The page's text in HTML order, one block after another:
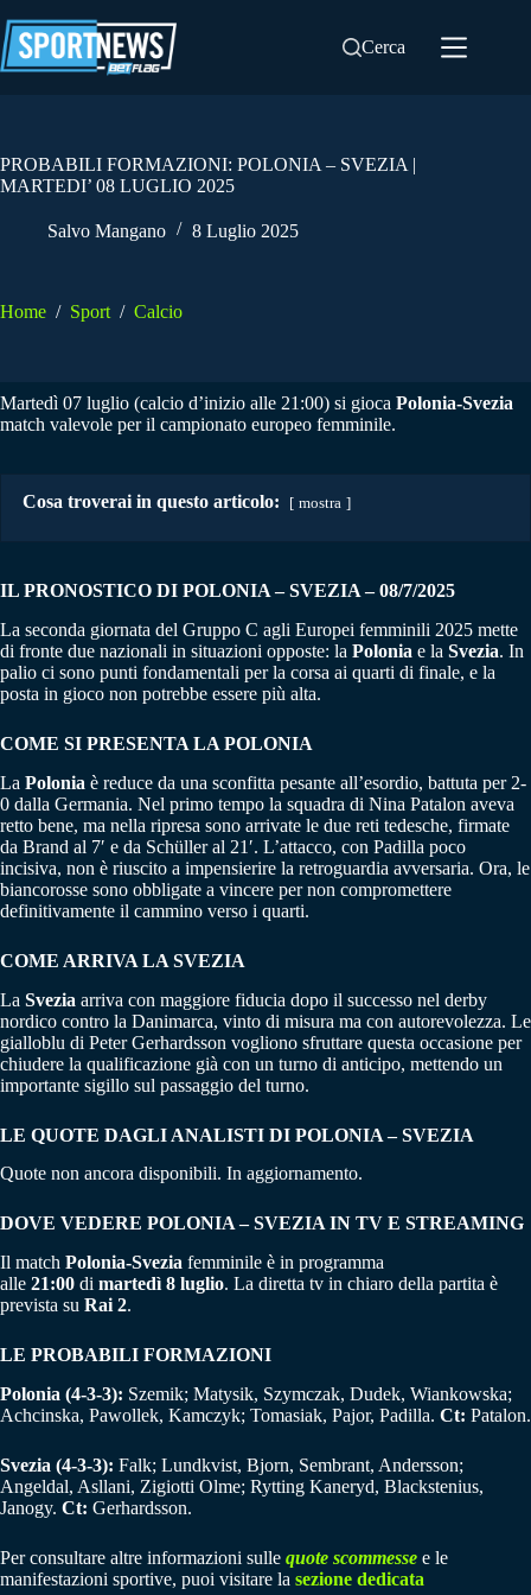
al
contenuto
Cerca
PROBABILI FORMAZIONI: POLONIA – SVEZIA |
MARTEDI’ 08 LUGLIO 2025
Salvo Mangano 8 Luglio 2025
Home / Sport / Calcio
Martedì 07 luglio (calcio d’inizio alle 21:00) si gioca Polonia-Svezia
match valevole per il campionato europeo femminile.
Cosa troverai in questo articolo: mostra
IL PRONOSTICO DI POLONIA – SVEZIA – 08/7/2025
La seconda giornata del Gruppo C agli Europei femminili 2025 mette
di fronte due nazionali in situazioni opposte: la Polonia e la Svezia. In
palio ci sono punti fondamentali per la corsa ai quarti di finale, e la
posta in gioco non potrebbe essere più alta.
COME SI PRESENTA LA POLONIA
La Polonia è reduce da una sconfitta pesante all’esordio, battuta per 2-
0 dalla Germania. Nel primo tempo la squadra di Nina Patalon aveva
retto bene, ma nella ripresa sono arrivate le due reti tedesche, firmate
da Brand al 7′ e da Schüller al 21′. L’attacco, con Padilla poco
incisiva, non è riuscito a impensierire la retroguardia avversaria. Ora, le
biancorosse sono obbligate a vincere per non compromettere
definitivamente il cammino verso i quarti.
COME ARRIVA LA SVEZIA
La Svezia arriva con maggiore fiducia dopo il successo nel derby
nordico contro la Danimarca, vinto di misura ma con autorevolezza. Le
gialloblu di Peter Gerhardsson vogliono sfruttare questa occasione per
chiudere la qualificazione già con un turno di anticipo, mettendo un
importante sigillo sul passaggio del turno.
LE QUOTE DAGLI ANALISTI DI POLONIA – SVEZIA
Quote non ancora disponibili. In aggiornamento.
DOVE VEDERE POLONIA – SVEZIA IN TV E STREAMING
Il match Polonia-Svezia femminile è in programma
alle 21:00 di martedì 8 luglio. La diretta tv in chiaro della partita è
prevista su Rai 2.
LE PROBABILI FORMAZIONI
Polonia (4-3-3): Szemik; Matysik, Szymczak, Dudek, Wiankowska;
Achcinska, Pawollek, Kamczyk; Tomasiak, Pajor, Padilla. Ct: Patalon.
Svezia (4-3-3): Falk; Lundkvist, Bjorn, Sembrant, Andersson;
Angeldal, Asllani, Zigiotti Olme; Rytting Kaneryd, Blackstenius,
Janogy. Ct: Gerhardsson.
Per consultare altre informazioni sulle quote scommesse e le
manifestazioni sportive, puoi visitare la sezione dedicata